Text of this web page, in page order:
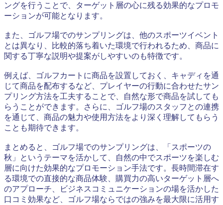
ングを行うことで、ターゲット層の心に残る効果的なプロモ
ーションが可能となります。
また、ゴルフ場でのサンプリングは、他のスポーツイベント
とは異なり、比較的落ち着いた環境で行われるため、商品に
関する丁寧な説明や提案がしやすいのも特徴です。
例えば、ゴルフカートに商品を設置しておく、キャディを通
じて商品を配布するなど、プレイヤーの行動に合わせたサン
プリング方法を工夫することで、自然な形で商品を試しても
らうことができます。さらに、ゴルフ場のスタッフとの連携
を通じて、商品の魅力や使用方法をより深く理解してもらう
ことも期待できます。
まとめると、ゴルフ場でのサンプリングは、「スポーツの
秋」というテーマを活かして、自然の中でスポーツを楽しむ
層に向けた効果的なプロモーション手法です。長時間滞在す
る環境での直接的な商品体験、購買力の高いターゲット層へ
のアプローチ、ビジネスコミュニケーションの場を活かした
口コミ効果など、ゴルフ場ならではの強みを最大限に活用す